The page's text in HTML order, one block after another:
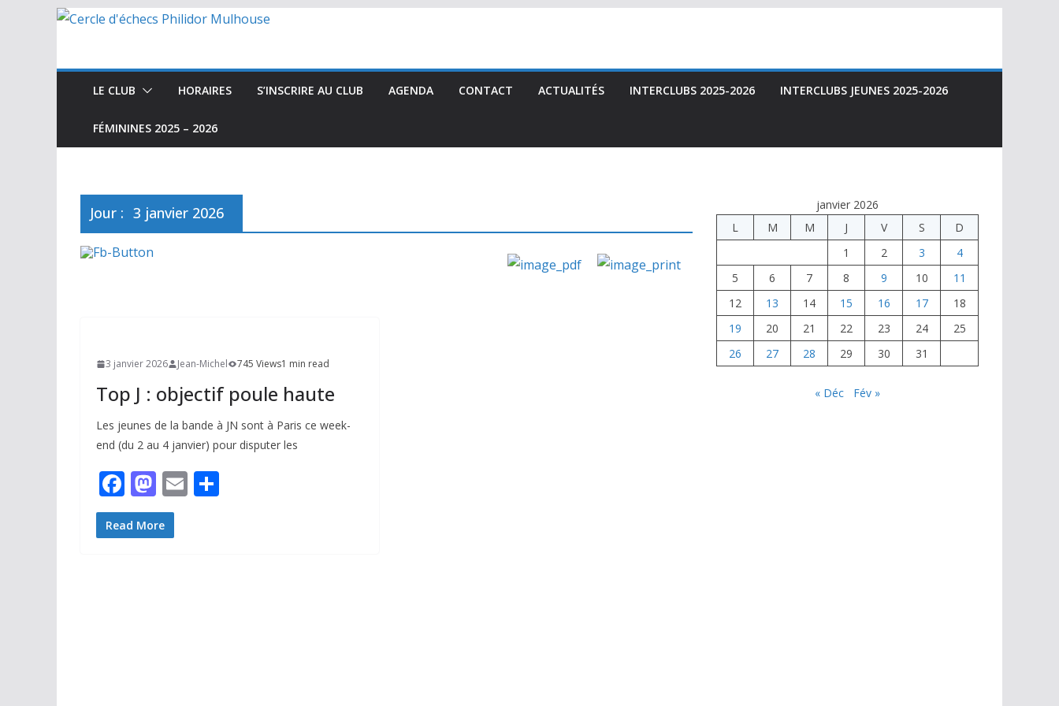
Passer
LE CLUB HORAIRES S’INSCRIRE AU CLUB AGENDA CONTACT ACTUALITÉS INTERCLUBS 2025-2026 INTERCLUBS JEUNES 2025-2026
FÉMININES 2025 – 2026
Jour : 3 janvier 2026
3 janvier 2026 Jean-Michel 745 Views1 min read
Top J : objectif poule haute
Les jeunes de la bande à JN sont à Paris ce week-
end (du 2 au 4 janvier) pour disputer les
F
ac
e
M
as
to
E
Read More
janvier 2026
L
M M J V S
D
1
2 3
4
5
6 7 8 9 10
11
12
13 14 15 16 17
18
19
20 21 22 23 24
25
26
27 28 29 30 31
« Déc Fév »